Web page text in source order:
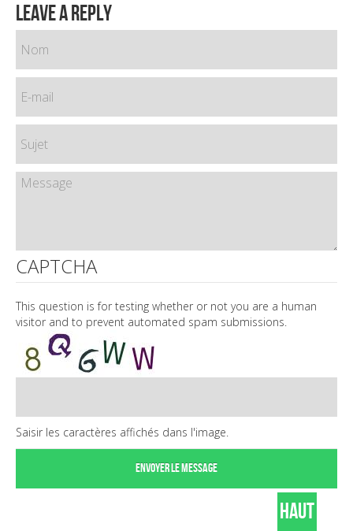
leave a reply
CAPTCHA
This question is for testing whether or not you are a human
visitor and to prevent automated spam submissions.
Saisir les caractères affichés dans l'image.
HAUT